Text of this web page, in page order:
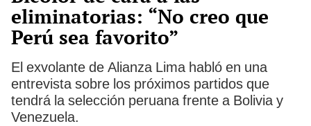
eliminatorias: “No creo que
Perú sea favorito”
El exvolante de Alianza Lima habló en una
entrevista sobre los próximos partidos que
tendrá la selección peruana frente a Bolivia y
Venezuela.